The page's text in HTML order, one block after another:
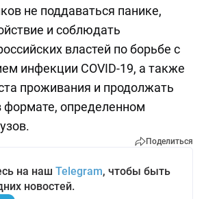
не поддаваться панике,
и соблюдать
властей по борьбе с
инфекции COVID-19, а также
проживания и продолжать
формате, определенном
Поделиться
на наш Telegram, чтобы быть
новостей.